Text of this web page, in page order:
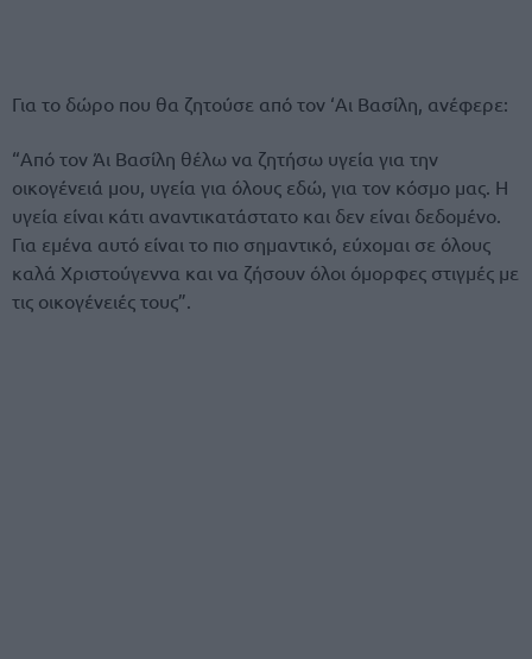
Για το δώρο που θα ζητούσε από τον ‘Αι Βασίλη, ανέφερε:
“Από τον Άι Βασίλη θέλω να ζητήσω υγεία για την
οικογένειά μου, υγεία για όλους εδώ, για τον κόσμο μας. Η
υγεία είναι κάτι αναντικατάστατο και δεν είναι δεδομένο.
Για εμένα αυτό είναι το πιο σημαντικό, εύχομαι σε όλους
καλά Χριστούγεννα και να ζήσουν όλοι όμορφες στιγμές με
τις οικογένειές τους”.